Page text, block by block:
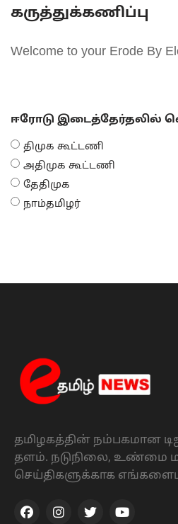
கருத்துக்கணிப்பு
Welcome to your Erode By
ஈரோடு இடைத்தேர்தலில்
திமுக கூட்டணி
அதிமுக கூட்டணி
தேதிமுக
நாம்தமிழர்
தமிழகத்தின் நம்பகமான
தளம். நடுநிலை, உண்மை
செய்திகளுக்காக